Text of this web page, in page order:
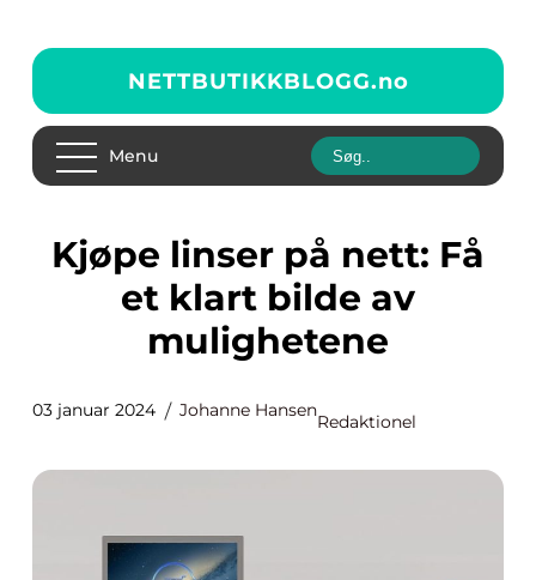
NETTBUTIKKBLOGG.no
Menu
Kjøpe linser på nett: Få
et klart bilde av
mulighetene
03 januar 2024 Johanne Hansen
Redaktionel